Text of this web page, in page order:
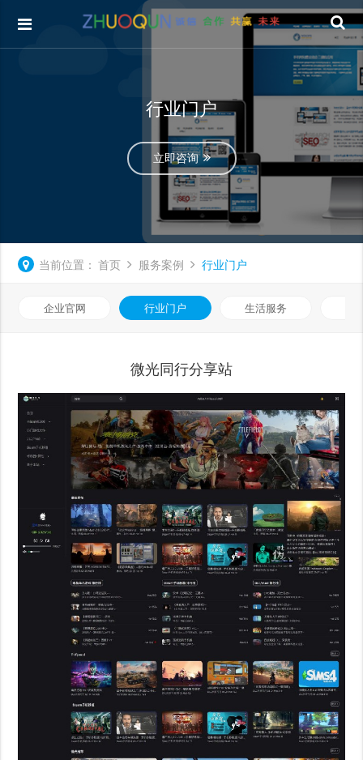
行业门户
立即咨询
当前位置： 首页 服务案例 行业门户
企业官网 行业门户 生活服务
微光同行分享站